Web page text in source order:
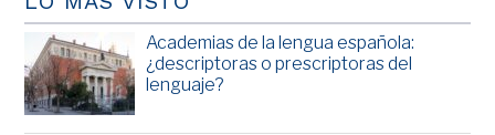
Academias de la lengua española:
¿descriptoras o prescriptoras del
lenguaje?